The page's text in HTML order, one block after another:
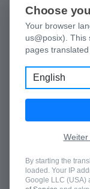
Choose
Your browser
us@posix). This
pages
Language
By starting the
loaded. Your IP
Google LLC (USA)